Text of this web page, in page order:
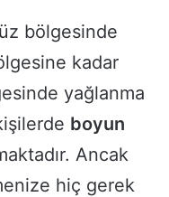
bölgesinde
kadar
yağlanma
boyun
Ancak
hiç gerek